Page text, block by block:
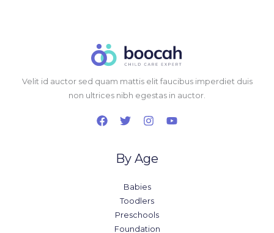
Velit id auctor sed quam mattis elit faucibus imperdiet duis
non ultrices nibh egestas in auctor.
By Age
Babies
Toodlers
Preschools
Foundation